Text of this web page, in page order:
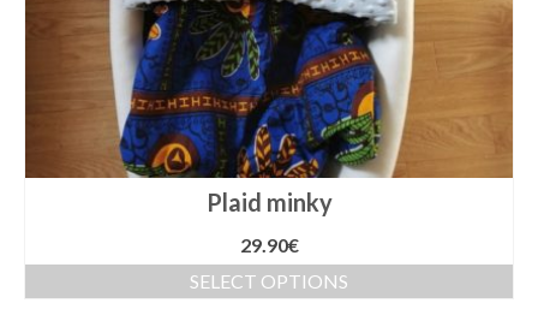
Plaid minky
29.90€
SELECT OPTIONS